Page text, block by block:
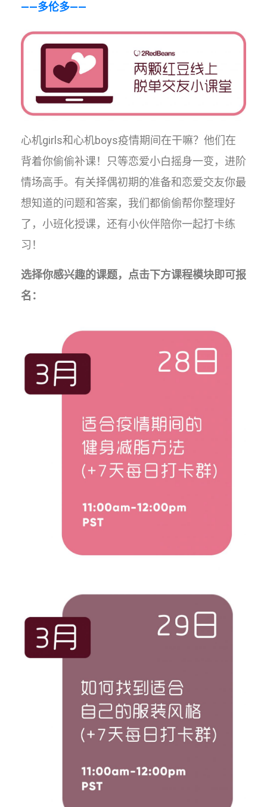
——多伦多——
心机girls和心机boys疫情期间在干嘛？他们在
背着你偷偷补课！只等恋爱小白摇身一变，进阶
情场高手。有关择偶初期的准备和恋爱交友你最
想知道的问题和答案，我们都偷偷帮你整理好
了，小班化授课，还有小伙伴陪你一起打卡练
习！
选择你感兴趣的课题，点击下方课程模块即可报
名：